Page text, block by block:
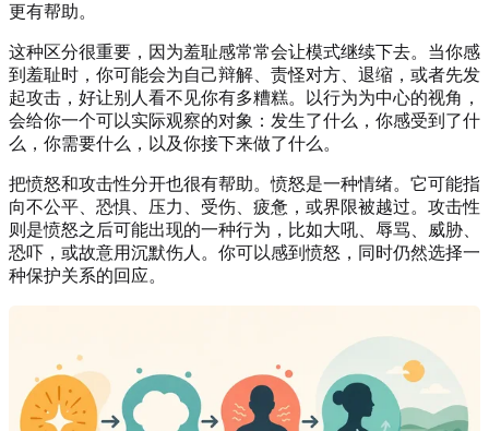
更有帮助。
这种区分很重要，因为羞耻感常常会让模式继续下去。当你感
到羞耻时，你可能会为自己辩解、责怪对方、退缩，或者先发
起攻击，好让别人看不见你有多糟糕。以行为为中心的视角，
会给你一个可以实际观察的对象：发生了什么，你感受到了什
么，你需要什么，以及你接下来做了什么。
把愤怒和攻击性分开也很有帮助。愤怒是一种情绪。它可能指
向不公平、恐惧、压力、受伤、疲惫，或界限被越过。攻击性
则是愤怒之后可能出现的一种行为，比如大吼、辱骂、威胁、
恐吓，或故意用沉默伤人。你可以感到愤怒，同时仍然选择一
种保护关系的回应。